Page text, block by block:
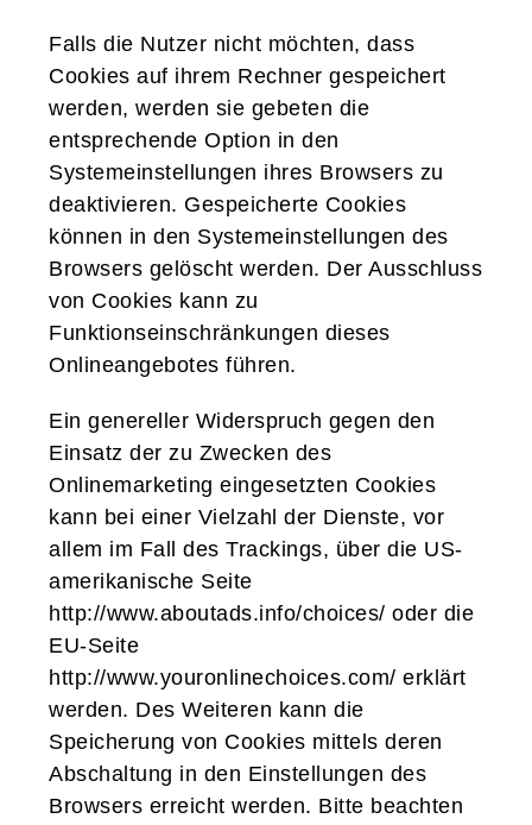
Falls die Nutzer nicht möchten, dass
Cookies auf ihrem Rechner gespeichert
werden, werden sie gebeten die
entsprechende Option in den
Systemeinstellungen ihres Browsers zu
deaktivieren. Gespeicherte Cookies
können in den Systemeinstellungen des
Browsers gelöscht werden. Der Ausschluss
von Cookies kann zu
Funktionseinschränkungen dieses
Onlineangebotes führen.
Ein genereller Widerspruch gegen den
Einsatz der zu Zwecken des
Onlinemarketing eingesetzten Cookies
kann bei einer Vielzahl der Dienste, vor
allem im Fall des Trackings, über die US-
amerikanische Seite
http://www.aboutads.info/choices/ oder die
EU-Seite
http://www.youronlinechoices.com/ erklärt
werden. Des Weiteren kann die
Speicherung von Cookies mittels deren
Abschaltung in den Einstellungen des
Browsers erreicht werden. Bitte beachten